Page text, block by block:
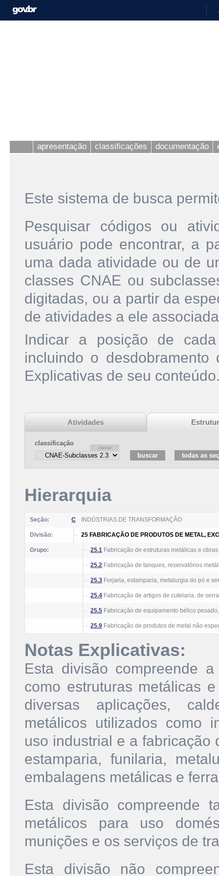
apresentação classificações documentação
Este sistema de busca
Pesquisar códigos ou
usuário pode encontrar, a
uma dada atividade ou de
classes CNAE ou
digitadas, ou a partir da
de atividades a ele
Indicar a posição de
incluindo o
Explicativas de seu
Atividades
classificação
Hierarquia
Seção: C INDÚSTRIAS DE TRANSFORMAÇÃO
Divisão: 25 FABRICAÇÃO DE PRODUTOS DE METAL,
Grupo: 25.1 Fabricação de estruturas metálicas e
25.2 Fabricação de tanques, reservatórios
25.3 Forjaria, estamparia, metalurgia do pó e
25.4 Fabricação de artigos de cutelaria, de
25.5 Fabricação de equipamento bélico
25.9 Fabricação de produtos de metal não
Notas Explicativas:
Esta divisão compreende
como estruturas metálicas
diversas aplicações,
metálicos utilizados como
uso industrial e a fabricação
estamparia, funilaria,
embalagens metálicas e
Esta divisão compreende
metálicos para uso
munições e os serviços de
Esta divisão não